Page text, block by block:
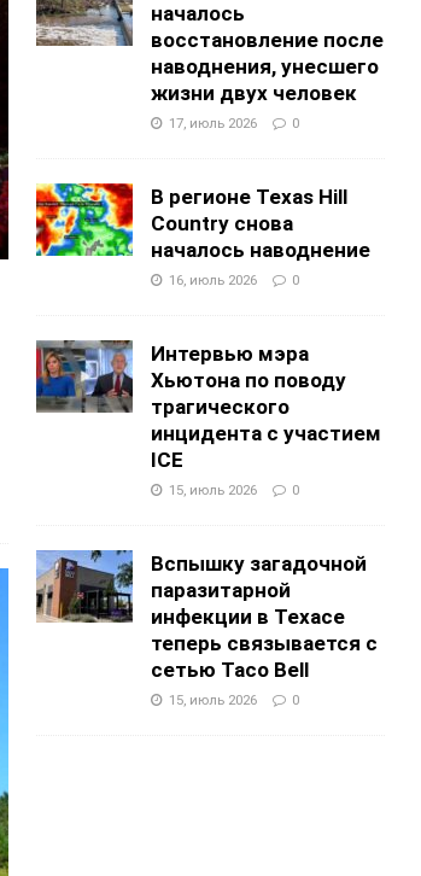
началось
восстановление после
наводнения, унесшего
жизни двух человек
17, июль 2026 0
В регионе Texas Hill
Country снова
началось наводнение
16, июль 2026 0
Интервью мэра
Хьютона по поводу
трагического
инцидента с участием
ICE
15, июль 2026 0
Вспышку загадочной
паразитарной
инфекции в Техасе
теперь связывается с
сетью Taco Bell
15, июль 2026 0